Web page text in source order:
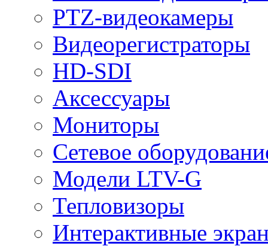
PTZ-видеокамеры
Видеорегистраторы
HD-SDI
Аксессуары
Мониторы
Сетевое
Модели LTV-G
Тепловизоры
Интерактивные